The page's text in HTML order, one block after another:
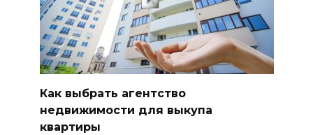
Как выбрать агентство
недвижимости для выкупа
квартиры